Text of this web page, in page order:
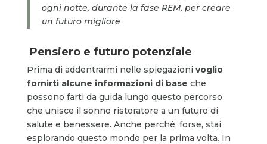
ogni notte, durante la fase REM, per creare
un futuro migliore
Pensiero e futuro potenziale
Prima di addentrarmi nelle spiegazioni voglio
fornirti alcune informazioni di base che
possono farti da guida lungo questo percorso,
che unisce il sonno ristoratore a un futuro di
salute e benessere. Anche perché, forse, stai
esplorando questo mondo per la prima volta. In